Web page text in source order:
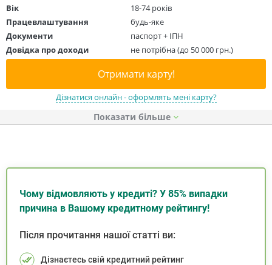
Вік
18-74 років
Працевлаштування
будь-яке
Документи
паспорт + ІПН
Довідка про доходи
не потрібна (до 50 000 грн.)
Отримати карту!
Дізнатися онлайн - оформлять мені карту?
Показати
Чому відмовляють у кредиті? У 85% випадки
причина в Вашому кредитному рейтингу!
Після прочитання нашої статті ви:
Дізнаєтесь свій кредитний рейтинг